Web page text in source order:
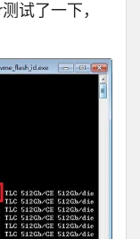
测试了一下，